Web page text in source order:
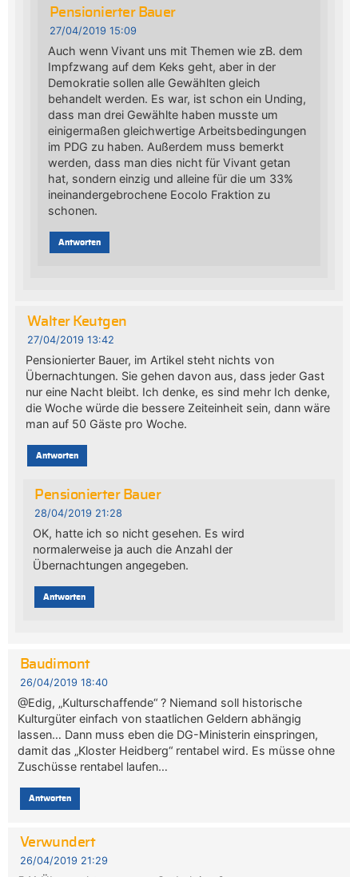
Pensionierter Bauer
27/04/2019 15:09
Auch wenn Vivant uns mit Themen wie zB. dem
Impfzwang auf dem Keks geht, aber in der
Demokratie sollen alle Gewählten gleich
behandelt werden. Es war, ist schon ein Unding,
dass man drei Gewählte haben musste um
einigermaßen gleichwertige Arbeitsbedingungen
im PDG zu haben. Außerdem muss bemerkt
werden, dass man dies nicht für Vivant getan
hat, sondern einzig und alleine für die um 33%
ineinandergebrochene Eocolo Fraktion zu
schonen.
Antworten
Walter Keutgen
27/04/2019 13:42
Pensionierter Bauer, im Artikel steht nichts von
Übernachtungen. Sie gehen davon aus, dass jeder Gast
nur eine Nacht bleibt. Ich denke, es sind mehr Ich denke,
die Woche würde die bessere Zeiteinheit sein, dann wäre
man auf 50 Gäste pro Woche.
Antworten
Pensionierter Bauer
28/04/2019 21:28
OK, hatte ich so nicht gesehen. Es wird
normalerweise ja auch die Anzahl der
Übernachtungen angegeben.
Antworten
Baudimont
26/04/2019 18:40
@Edig, „Kulturschaffende“ ? Niemand soll historische
Kulturgüter einfach von staatlichen Geldern abhängig
lassen… Dann muss eben die DG-Ministerin einspringen,
damit das „Kloster Heidberg“ rentabel wird. Es müsse ohne
Zuschüsse rentabel laufen…
Antworten
Verwundert
26/04/2019 21:29